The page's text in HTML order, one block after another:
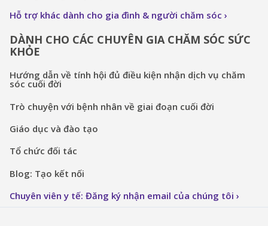
Hỗ trợ khác dành cho gia đình & người chăm sóc
DÀNH CHO CÁC CHUYÊN GIA CHĂM SÓC SỨC
KHỎE
Hướng dẫn về tính hội đủ điều kiện nhận dịch vụ chăm
sóc cuối đời
Trò chuyện với bệnh nhân về giai đoạn cuối đời
Giáo dục và đào tạo
Tổ chức đối tác
Blog: Tạo kết nối
Chuyên viên y tế: Đăng ký nhận email của chúng tôi